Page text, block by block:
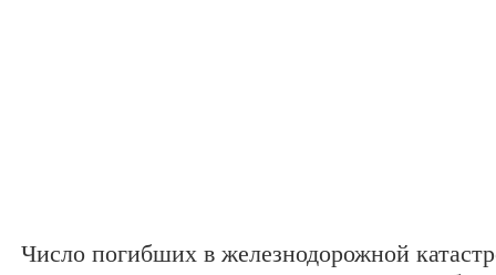
Число погибших в железнодорожной